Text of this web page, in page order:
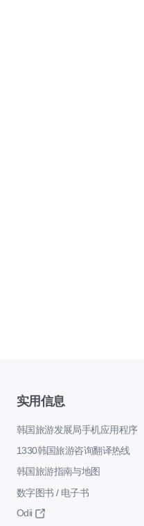
实用信息
韩国旅游发展局手机应用程序
1330韩国旅游咨询翻译热线
韩国旅游指南与地图
数字图书 / 电子书
Odii